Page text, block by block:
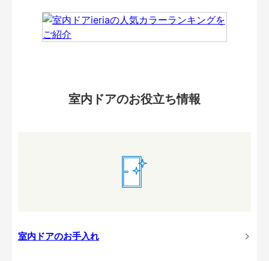
室内ドアのお役立ち情報
室内ドアのお手入れ